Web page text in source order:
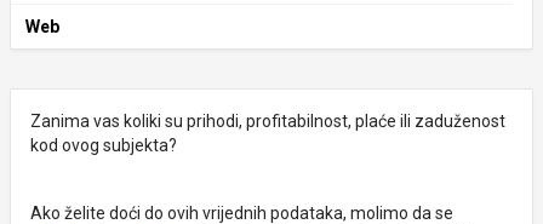
Web
Zanima vas koliki su prihodi, profitabilnost, plaće ili zaduženost
kod ovog subjekta?
Ako želite doći do ovih vrijednih podataka, molimo da se